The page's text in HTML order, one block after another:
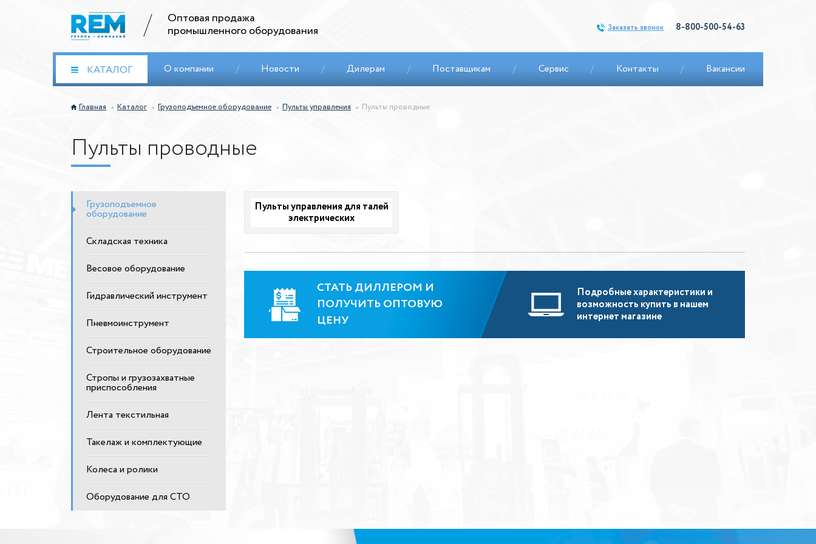
Оптовая продажа
промышленного оборудования
Заказать звонок 8-800-500-54-63
КАТАЛОГ О компании / Новости / Дилерам / Поставщикам / Сервис / Контакты / Вакансии
Главная Каталог Грузоподъемное оборудование Пульты управления Пульты проводные
Пульты проводные
Грузоподъемное
оборудование
Складская техника
Весовое оборудование
Гидравлический инструмент
Пневмоинструмент
Строительное оборудование
Стропы и грузозахватные
приспособления
Лента текстильная
Такелаж и комплектующие
Колеса и ролики
Оборудование для СТО
Пульты управления для талей
электрических
СТАТЬ ДИЛЛЕРОМ И
ПОЛУЧИТЬ ОПТОВУЮ
ЦЕНУ
Подробные характеристики и
возможность купить в нашем
интернет магазине